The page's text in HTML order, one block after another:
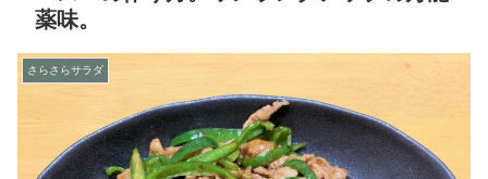
薬味。
さらさらサラダ